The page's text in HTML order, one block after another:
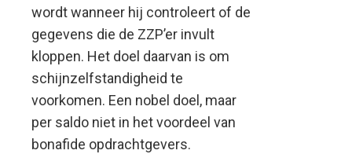
wordt wanneer hij controleert of de
gegevens die de ZZP’er invult
kloppen. Het doel daarvan is om
schijnzelfstandigheid te
voorkomen. Een nobel doel, maar
per saldo niet in het voordeel van
bonafide opdrachtgevers.